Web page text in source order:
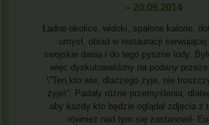
– 20.09.2014
Ładne okolice, widoki, spalone kalorie,
umysł, obiad w restauracji serwującej
swojskie dania i do tego pyszne lody.
więc dyskutowaliśmy na podany
\”Ten,kto wie, dlaczego żyje, nie
żyje\”. Padały różne przemyślenia,
aby każdy kto będzie oglądał zdjęcia z
również nad tym się zastanowił-